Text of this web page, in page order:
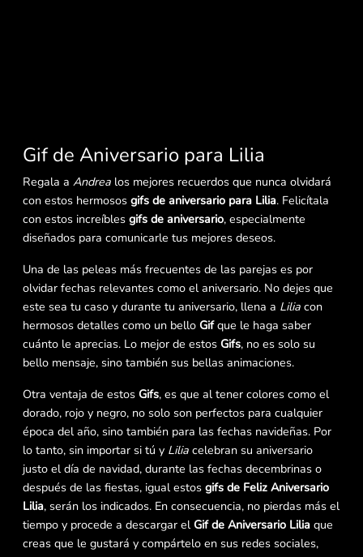
Gif de Aniversario para Lilia
Regala a Andrea los mejores recuerdos que nunca olvidará
con estos hermosos gifs de aniversario para Lilia. Felicítala
con estos increíbles gifs de aniversario, especialmente
diseñados para comunicarle tus mejores deseos.
Una de las peleas más frecuentes de las parejas es por
olvidar fechas relevantes como el aniversario. No dejes que
este sea tu caso y durante tu aniversario, llena a Lilia con
hermosos detalles como un bello Gifque le haga saber
cuánto le aprecias. Lo mejor de estos Gifs, no es solo su
bello mensaje, sino también sus bellas animaciones.
Otra ventaja de estos Gifs, es que al tener colores como el
dorado, rojo y negro, no solo son perfectos para cualquier
época del año, sino también para las fechas navideñas. Por
lo tanto, sin importar si tú y Lilia celebran su aniversario
justo el día de navidad, durante las fechas decembrinas o
después de las fiestas, igual estos gifs de Feliz Aniversario
Lilia, serán los indicados. En consecuencia, no pierdas más el
tiempo y procede a descargar elGif de Aniversario Lilia que
creas que le gustará y compártelo en sus redes sociales,